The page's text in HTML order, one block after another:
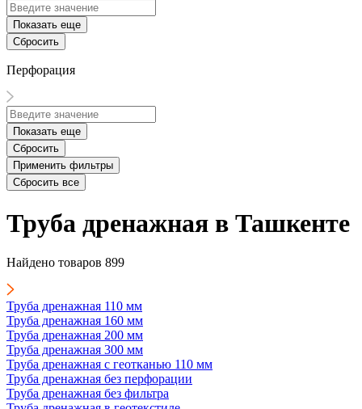
Показать еще
Сбросить
Перфорация
Показать еще
Сбросить
Применить фильтры
Сбросить все
Труба дренажная в Ташкенте
Найдено товаров 899
Труба дренажная 110 мм
Труба дренажная 160 мм
Труба дренажная 200 мм
Труба дренажная 300 мм
Труба дренажная с геотканью 110 мм
Труба дренажная без перфорации
Труба дренажная без фильтра